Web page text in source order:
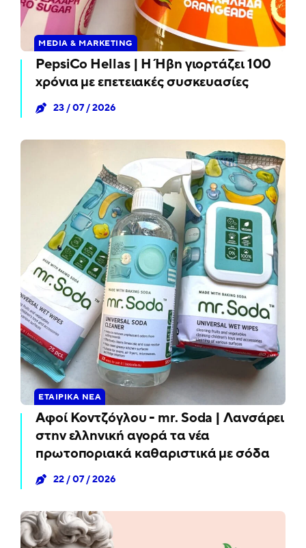
MEDIA & MARKETING
PepsiCo Hellas | Η Ήβη γιορτάζει 100
χρόνια με επετειακές συσκευασίες
23 / 07 / 2026
ΕΤΑΙΡΙΚΆ ΝΈΑ
Αφοί Κοντζόγλου - mr. Soda | Λανσάρει
στην ελληνική αγορά τα νέα
πρωτοποριακά καθαριστικά με σόδα
22 / 07 / 2026